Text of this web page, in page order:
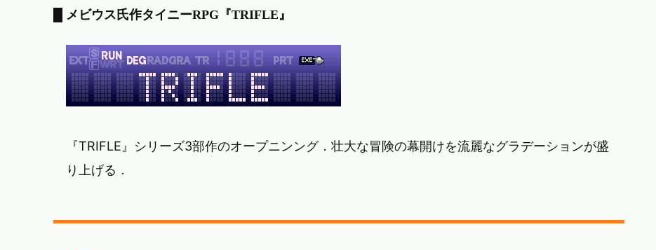
メビウス氏作タイニーRPG『TRIFLE』
『TRIFLE』シリーズ3部作のオープニンング．壮大な冒険の幕開けを流麗なグラデーションが盛
り上げる．